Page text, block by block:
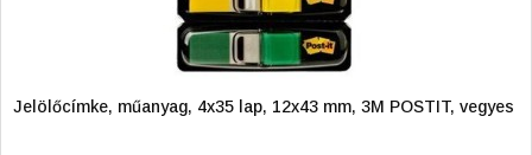
Jelölőcímke, műanyag, 4x35 lap, 12x43 mm, 3M POSTIT, vegyes